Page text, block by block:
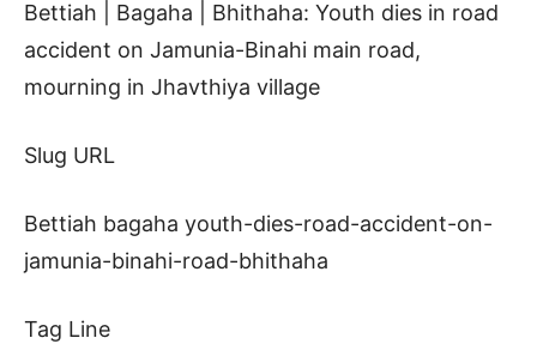
Bettiah | Bagaha | Bhithaha: Youth dies in road
accident on Jamunia-Binahi main road,
mourning in Jhavthiya village
Slug URL
Bettiah bagaha youth-dies-road-accident-on-
jamunia-binahi-road-bhithaha
Tag Line